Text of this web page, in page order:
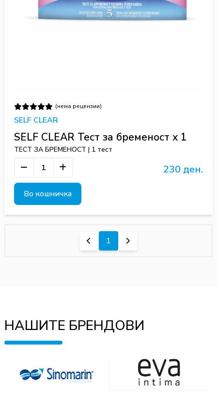
(нема рецензии)
SELF CLEAR
SELF CLEAR Тест за бременост x 1
ТЕСТ ЗА БРЕМЕНОСТ | 1 тест
230 ден.
Во кошничка
1
НАШИТЕ БРЕНДОВИ